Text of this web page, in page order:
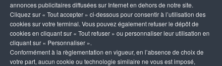
annonces publicitaires diffusées sur Internet en dehors de notre site.
Cliquez sur « Tout accepter » ci-dessous pour consentir à l’utilisation des
cookies sur votre terminal. Vous pouvez également refuser le dépôt de
cookies en cliquant sur « Tout refuser » ou personnaliser leur utilisation en
cliquant sur « Personnaliser ».
Conformément à la règlementation en vigueur, en l’absence de choix de
votre part, aucun cookie ou technologie similaire ne vous est imposé,
Adresse
159 Av. Jacques Douzans
31600 Muret
Téléphone
05 62 23 13 30